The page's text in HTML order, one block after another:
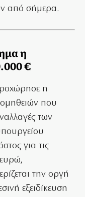
από σήμερα.
η
€
η
που
των
για τις
την οργή
εξειδίκευση